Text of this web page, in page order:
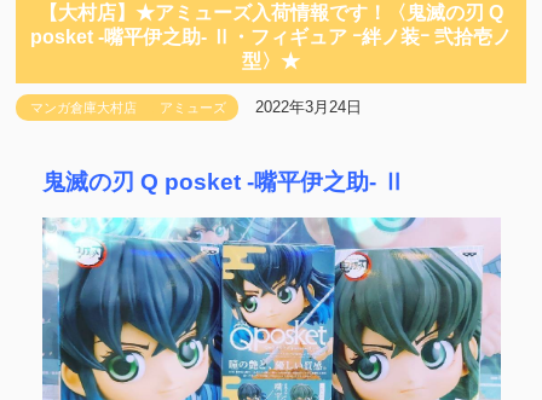
【大村店】★アミューズ入荷情報です！〈鬼滅の刃 Q
posket -嘴平伊之助- Ⅱ・フィギュア ｰ絆ノ装ｰ 弐拾壱ノ
型〉★
マンガ倉庫大村店 アミューズ 2022年3月24日
鬼滅の刃 Q posket -嘴平伊之助- Ⅱ